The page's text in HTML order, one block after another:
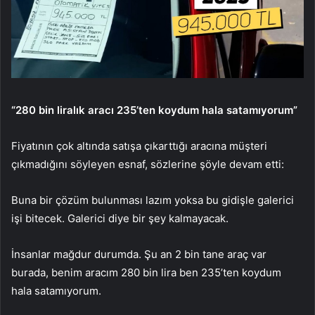
“280 bin liralık aracı 235’ten koydum hala satamıyorum”
Fiyatının çok altında satışa çıkarttığı aracına müşteri
çıkmadığını söyleyen esnaf, sözlerine şöyle devam etti:
Buna bir çözüm bulunması lazım yoksa bu gidişle galerici
işi bitecek. Galerici diye bir şey kalmayacak.
İnsanlar mağdur durumda. Şu an 2 bin tane araç var
burada, benim aracım 280 bin lira ben 235’ten koydum
hala satamıyorum.